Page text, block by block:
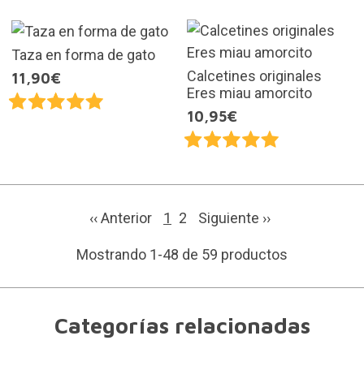
Taza en forma de gato
11,90€
Calcetines originales
Eres miau amorcito
10,95€
‹‹ Anterior 1 2 Siguiente ››
Mostrando 1-48 de 59 productos
Categorías relacionadas